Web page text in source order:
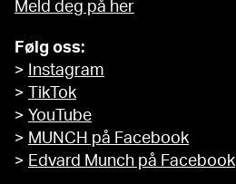
Meld deg på her
Følg oss:
>
Instagram
>
TikTok
> YouTube
> MUNCH på Facebook
> Edvard Munch på Facebook